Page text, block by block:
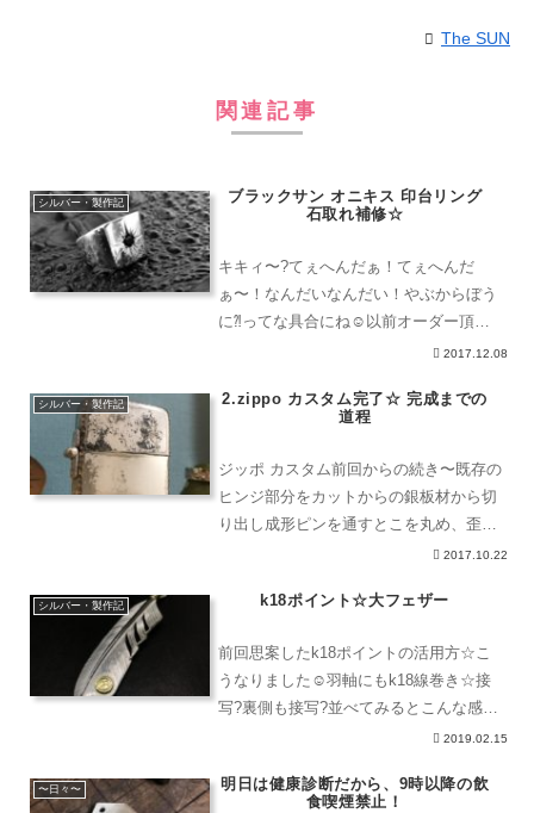
The SUN
関連記事
シルバー・製作記
ブラックサン オニキス 印台リング
石取れ補修☆
キキィ〜?てぇへんだぁ！てぇへんだ
ぁ〜！なんだいなんだい！やぶからぼう
に⁈ってな具合にね☺︎以前オーダー頂い
たリングの石が取れてしまったとのこと
イズの石をまた留めてゆきます(u_u)まず
2017.12.08
シルバー・製作記
2.zippo カスタム完了☆ 完成までの
道程
ジッポ カスタム前回からの続き〜既存の
ヒンジ部分をカットからの銀板材から切
り出し成形ピンを通すとこを丸め、歪み
とかを調整しながら進めますಠ_ಠパイプ
アレンジとして、ジッポもふちに槌目が
2017.10.22
シルバー・製作記 k18ポイント☆大フェザー
前回思案したk18ポイントの活用方☆こ
うなりました☺︎羽軸にもk18線巻き☆接
写?裏側も接写?並べてみるとこんな感じ
2019.02.15
〜日々〜
明日は健康診断だから、9時以降の飲
食喫煙禁止！